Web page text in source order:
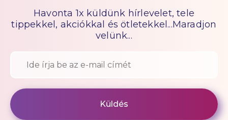
Havonta 1x küldünk hírlevelet, tele
tippekkel, akciókkal és ötletekkel...Maradjon
velünk...